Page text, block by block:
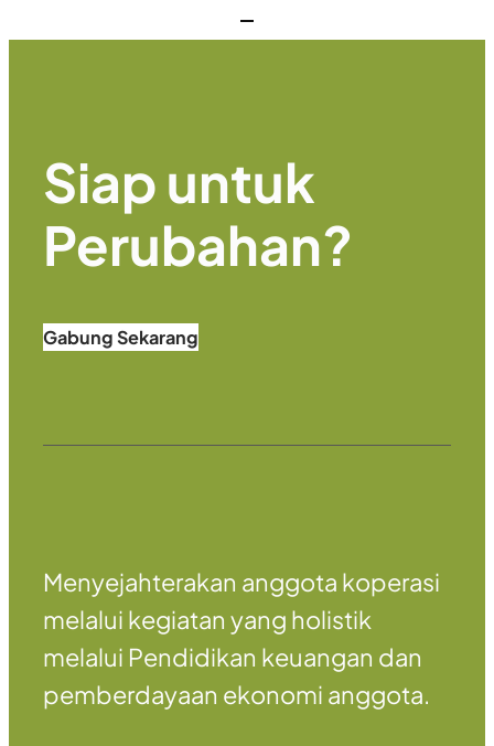
Siap untuk
Perubahan?
Gabung Sekarang
Menyejahterakan anggota koperasi
melalui kegiatan yang holistik
melalui Pendidikan keuangan dan
pemberdayaan ekonomi anggota.